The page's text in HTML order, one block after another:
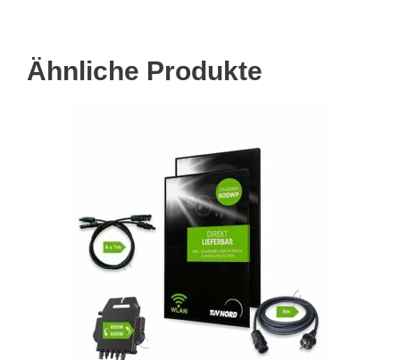
Ähnliche Produkte